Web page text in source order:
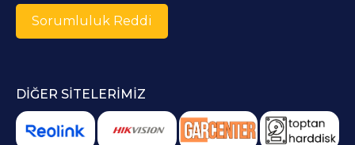
Sorumluluk Reddi
DIĞER SITELERIMIZ